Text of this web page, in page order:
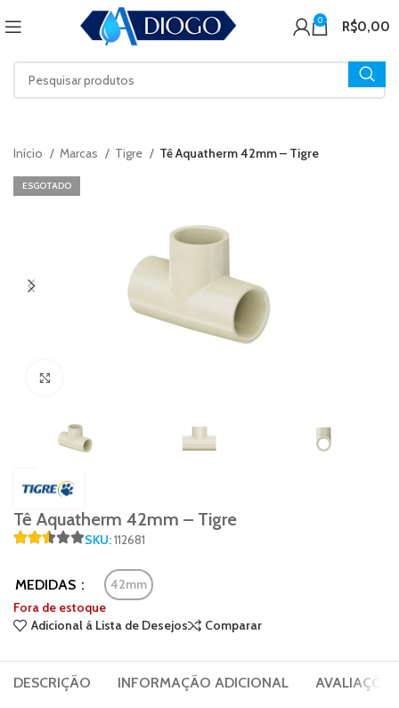
0 R$0,00
Início Marcas Tigre Tê Aquatherm 42mm – Tigre
ESGOTADO
Tê Aquatherm 42mm – Tigre
SKU:112681
MEDIDAS
42mm
Fora de estoque
Adicional á Lista de Desejos
Comparar
DESCRIÇÃO INFORMAÇÃO ADICIONAL